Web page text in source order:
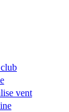
vent